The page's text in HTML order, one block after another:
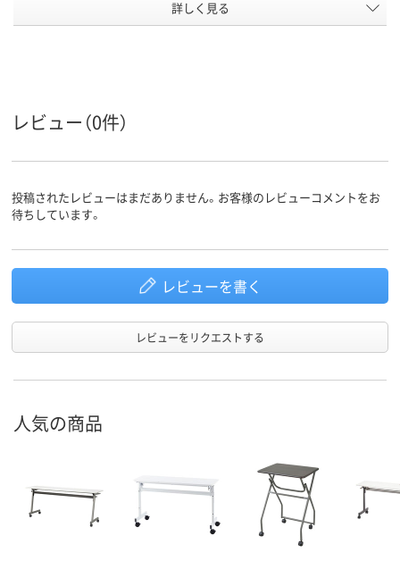
20
詳しく見る
レビュー（0件）
投稿されたレビューはまだありません。お客様のレビューコメントをお
待ちしています。
レビューを書く
レビューをリクエストする
人気の商品